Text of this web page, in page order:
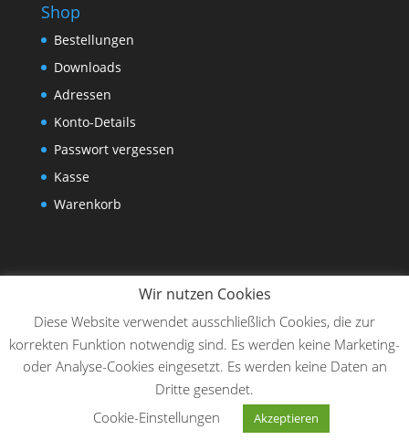
Shop
Bestellungen
Downloads
Adressen
Konto-Details
Passwort vergessen
Kasse
Warenkorb
Elegant Themes| Powered by
WordPress
Wir nutzen Cookies
Diese Website verwendet ausschließlich Cookies, die zur
korrekten Funktion notwendig sind. Es werden keine Marketing-
oder Analyse-Cookies eingesetzt. Es werden keine Daten an
Dritte gesendet.
Cookie-Einstellungen
Akzeptieren